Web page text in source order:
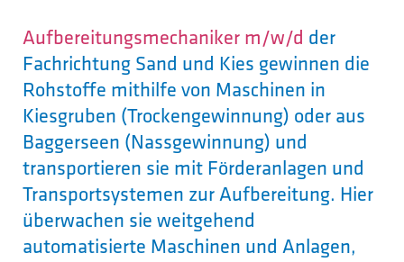
Aufbereitungsmechaniker m/w/d der
Fachrichtung Sand und Kies gewinnen die
Rohstoffe mithilfe von Maschinen in
Kiesgruben (Trockengewinnung) oder aus
Baggerseen (Nassgewinnung) und
transportieren sie mit Förderanlagen und
Transportsystemen zur Aufbereitung. Hier
überwachen sie weitgehend
automatisierte Maschinen und Anlagen,